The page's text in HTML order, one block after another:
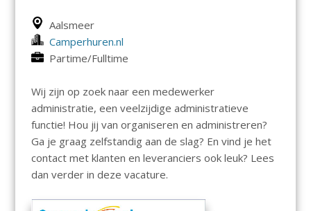
Aalsmeer
Camperhuren.nl
Partime/Fulltime
Wij zijn op zoek naar een medewerker
administratie, een veelzijdige administratieve
functie! Hou jij van organiseren en administreren?
Ga je graag zelfstandig aan de slag? En vind je het
contact met klanten en leveranciers ook leuk? Lees
dan verder in deze vacature.